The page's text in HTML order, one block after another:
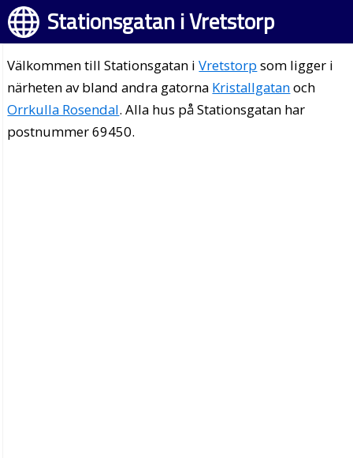
Stationsgatan i Vretstorp
Välkommen till Stationsgatan iVretstorp som ligger i
närheten av bland andra gatorna Kristallgatanoch
Orrkulla Rosendal. Alla hus på Stationsgatan har
postnummer 69450.